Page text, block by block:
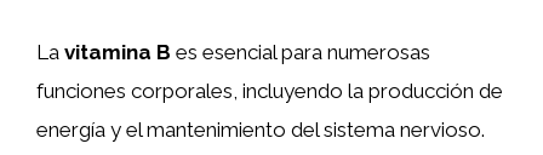
La vitamina B es esencial para numerosas
funciones corporales, incluyendo la producción de
energía y el mantenimiento del sistema nervioso.